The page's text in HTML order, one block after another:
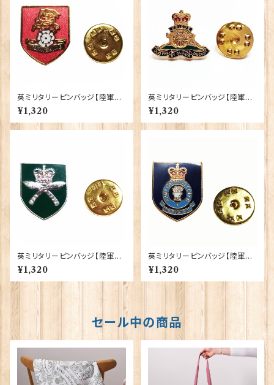
英ミリタリーピンバッジ【陸軍=Y
orkshire Regiment】Traditi
on 90043-M082
¥1,320
英ミリタリーピンバッジ【陸軍=T
he Royal Regiment of Artill
ery】Tradition 90043-M09
5
¥1,320
英ミリタリーピンバッジ【陸軍=R
oyal Gurkha Rifles Regime
¥1,320
英ミリタリーピンバッジ【陸軍=A
rmy Catering Corps】Tradit
ion 90043-M080
¥1,320
セール中の商品